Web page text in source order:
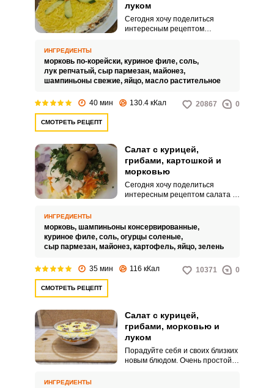
луком
Сегодня хочу поделиться
интересным рецептом
приготовленного с курицей,
грибами, морковью и луком. Этот
салат станет украшением
ИНГРЕДИЕНТЫ
морковь по-корейски, куриное филе, соль,
лук репчатый, сыр пармезан, майонез,
шампиньоны свежие, яйцо, масло растительное
40 мин 130.4 кКал 20867 0
СМОТРЕТЬ РЕЦЕПТ
Салат с курицей,
грибами, картошкой и
морковью
Сегодня хочу поделиться
интересным рецептом салата с
украшением любого
торжественного мероприятия.
ИНГРЕДИЕНТЫ
морковь, шампиньоны консервированные,
куриное филе, соль, огурцы соленые,
сыр пармезан, майонез, картофель, яйцо, зелень
35 мин 116 кКал 10371 0
СМОТРЕТЬ РЕЦЕПТ
Салат с курицей,
грибами, морковью и
луком
Порадуйте себя и своих близких
новым блюдом. Очень простой
ИНГРЕДИЕНТЫ